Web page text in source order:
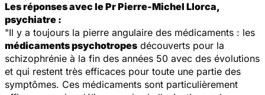
Les réponses avec le Pr Pierre-Michel Llorca,
psychiatre :
"Il y a toujours la pierre angulaire des médicaments : les
médicaments psychotropes découverts pour la
schizophrénie à la fin des années 50 avec des évolutions
et qui restent très efficaces pour toute une partie des
symptômes. Ces médicaments sont particulièrement